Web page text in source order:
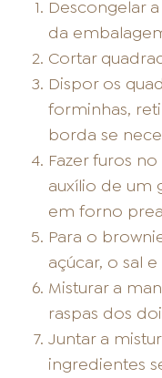
Descongelar
da
Cortar
Dispor os
forminhas,
borda se
Fazer furos
auxílio de um
em forno
Para o
açúcar, o sal
Misturar a
raspas dos
Juntar a
ingredientes